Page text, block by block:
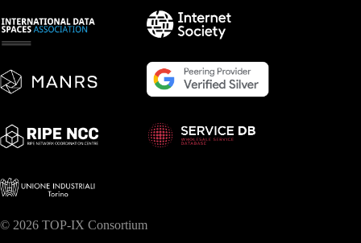
© 2026 TOP-IX Consortium